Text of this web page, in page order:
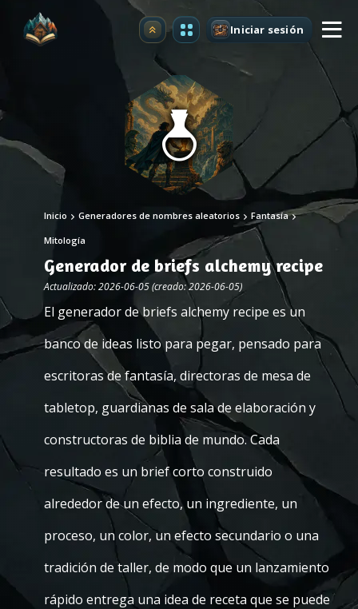
Mejorar Iniciar sesión
Inicio Generadores de nombres aleatorios Fantasía
Mitología
Generador de briefs alchemy recipe
Actualizado: 2026-06-05 (creado: 2026-06-05)
El generador de briefs alchemy recipe es un
banco de ideas listo para pegar, pensado para
escritoras de fantasía, directoras de mesa de
tabletop, guardianas de sala de elaboración y
constructoras de biblia de mundo. Cada
resultado es un brief corto construido
alrededor de un efecto, un ingrediente, un
proceso, un color, un efecto secundario o una
tradición de taller, de modo que un lanzamiento
rápido entrega una idea de receta que se puede